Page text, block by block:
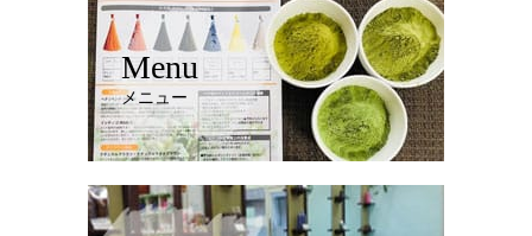
Menu
メニュー